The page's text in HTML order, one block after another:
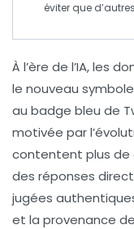
éviter que
À l’ère de l’IA, les
le nouveau
au badge bleu de
motivée par
contentent plus de
des réponses
jugées
et la provenance